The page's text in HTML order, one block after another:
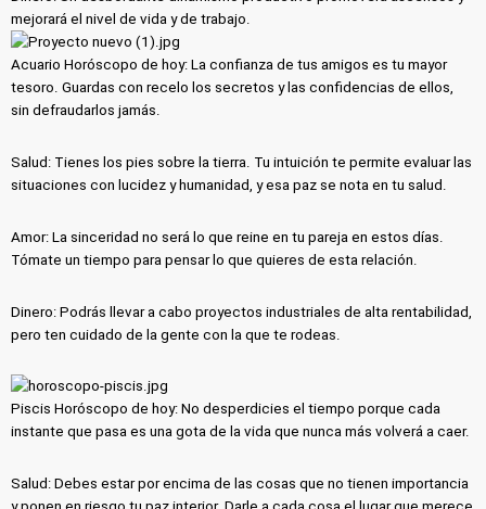
mejorará el nivel de vida y de trabajo.
Acuario Horóscopo de hoy: La confianza de tus amigos es tu mayor
tesoro. Guardas con recelo los secretos y las confidencias de ellos,
sin defraudarlos jamás.
Salud: Tienes los pies sobre la tierra. Tu intuición te permite evaluar las
situaciones con lucidez y humanidad, y esa paz se nota en tu salud.
Amor: La sinceridad no será lo que reine en tu pareja en estos días.
Tómate un tiempo para pensar lo que quieres de esta relación.
Dinero: Podrás llevar a cabo proyectos industriales de alta rentabilidad,
pero ten cuidado de la gente con la que te rodeas.
Piscis Horóscopo de hoy: No desperdicies el tiempo porque cada
instante que pasa es una gota de la vida que nunca más volverá a caer.
Salud: Debes estar por encima de las cosas que no tienen importancia